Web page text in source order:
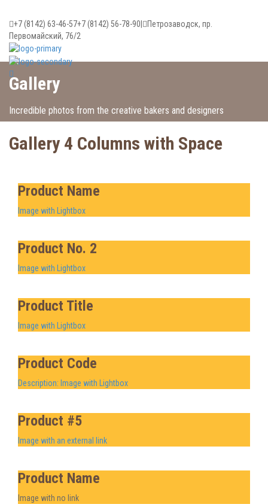
+7 (8142) 63-46-57+7 (8142) 56-78-90
Петрозаводск, пр.
Первомайский, 76/2
Gallery
Incredible photos from the creative bakers and designers
Gallery 4 Columns with Space
Product Name
Image with Lightbox
Product No. 2
Image with Lightbox
Product Title
Image with Lightbox
Product Code
Description: Image with Lightbox
Product #5
Image with an external link
Product Name
Image with no link